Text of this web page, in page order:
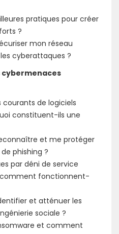
pratiques pour créer
?
mon réseau
cyberattaques ?
courants de logiciels
constituent-ils une
et me protéger
phishing ?
par déni de service
fonctionnent-
et atténuer les
sociale ?
et comment